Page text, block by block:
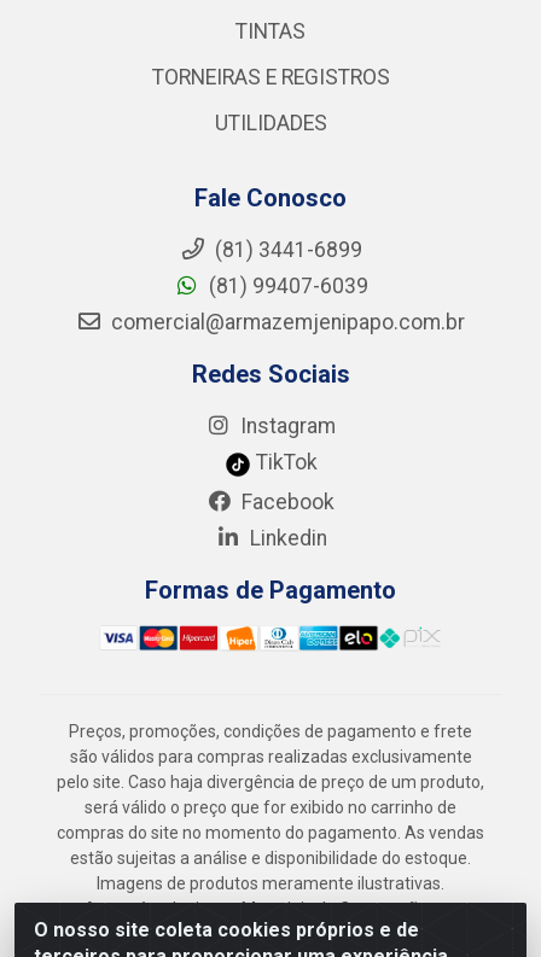
O nosso site coleta cookies próprios e de
TINTAS
TORNEIRAS E REGISTROS
UTILIDADES
Fale Conosco
(81) 3441-6899
(81) 99407-6039
comercial@armazemjenipapo.com.br
Redes Sociais
Instagram
TikTok
Facebook
Linkedin
Formas de Pagamento
Preços, promoções, condições de pagamento e frete
são válidos para compras realizadas exclusivamente
pelo site. Caso haja divergência de preço de um produto,
será válido o preço que for exibido no carrinho de
compras do site no momento do pagamento. As vendas
estão sujeitas a análise e disponibilidade do estoque.
Imagens de produtos meramente ilustrativas.
Armazém Jenipapo Materiais de Construção em
Geral LTDA - Rua das Flores, 2691 - Guabiraba,